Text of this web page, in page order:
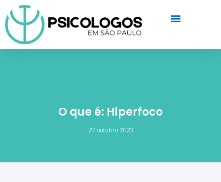
O que é: Hiperfoco
27 outubro 2023